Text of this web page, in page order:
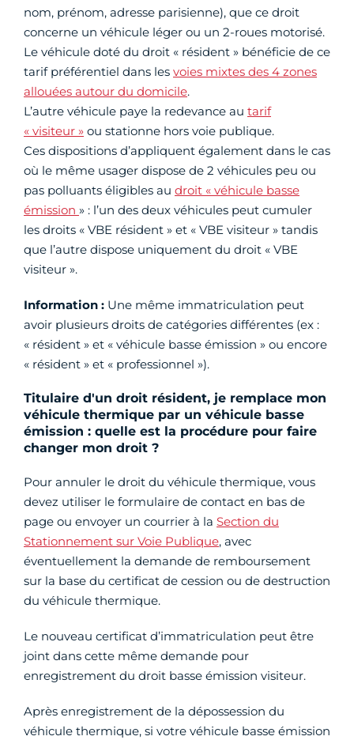
nom, prénom, adresse parisienne), que ce droit
concerne un véhicule léger ou un 2-roues motorisé.
Le véhicule doté du droit « résident » bénéficie de ce
tarif préférentiel dans les voies mixtes des 4 zones
allouées autour du domicile.
L’autre véhicule paye la redevance au tarif
« visiteur » ou stationne hors voie publique.
Ces dispositions d’appliquent également dans le cas
où le même usager dispose de 2 véhicules peu ou
pas polluants éligibles au droit « véhicule basse
émission » : l’un des deux véhicules peut cumuler
les droits « VBE résident » et « VBE visiteur » tandis
que l’autre dispose uniquement du droit « VBE
visiteur ».
Information : Une même immatriculation peut
avoir plusieurs droits de catégories différentes (ex :
« résident » et « véhicule basse émission » ou encore
« résident » et « professionnel »).
Titulaire d'un droit résident, je remplace mon
véhicule thermique par un véhicule basse
émission : quelle est la procédure pour faire
changer mon droit ?
Pour annuler le droit du véhicule thermique, vous
devez utiliser le formulaire de contact en bas de
page ou envoyer un courrier à la Section du
Stationnement sur Voie Publique, avec
éventuellement la demande de remboursement
sur la base du certificat de cession ou de destruction
du véhicule thermique.
Le nouveau certificat d’immatriculation peut être
joint dans cette même demande pour
enregistrement du droit basse émission visiteur.
Après enregistrement de la dépossession du
véhicule thermique, si votre véhicule basse émission